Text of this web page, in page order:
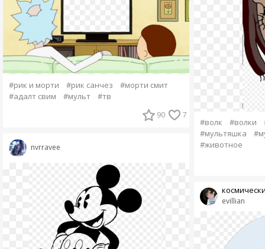
#рик и морти #рик санчез
#морти смит
#адалт свим
#мульт #тв
90 7
nvrravee
#волк #волки
#мультяшка
#животное
evillian